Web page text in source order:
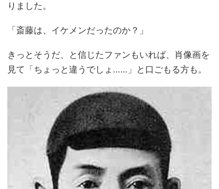
りました。
「斎藤は、イケメンだったのか？」
きっとそうだ、と信じたファンもいれば、肖像画を
見て「ちょっと違うでしょ……」と口ごもる方も。